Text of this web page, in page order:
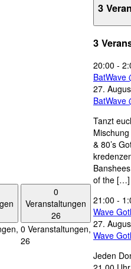
0
Veranstaltungen
26
0 Veranstaltungen,
26
3
3
20:00 -
BatWave
27.
BatWave
Tanzt
& 80’s
of the […]
21:00 -
Wave
27.
Wave
Jeden